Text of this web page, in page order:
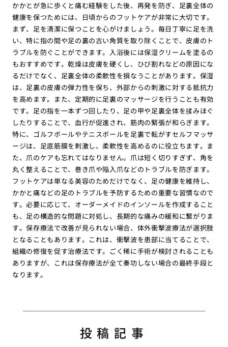
かかとが急に歩くと痛む経験をした後、再発を防ぎ、足裏全体の
健康を保つためには、日頃からのフットケアが非常に大切です。
まず、足を清潔に保つことを心がけましょう。毎日丁寧に足を洗
い、特に指の間や足の裏の古い角質を取り除くことで、皮膚のト
ラブルを防ぐことができます。入浴後には保湿クリームを塗るの
もおすすめです。乾燥は皮膚を硬くし、ひび割れなどの原因にな
るだけでなく、足裏全体の柔軟性を損なうことがあります。保湿
は、足裏の皮膚の弾力性を保ち、外部からの刺激に対する抵抗力
を高めます。また、定期的に足裏のマッサージを行うことも有効
です。足の指を一本ずつ回したり、足の甲や足裏全体を揉みほぐ
したりすることで、血行が促進され、筋肉の緊張が和らぎます。
特に、ゴルフボールやテニスボールを足裏で転がすセルフマッサ
ージは、足底筋膜を刺激し、柔軟性を高めるのに役立ちます。ま
た、爪のケアも忘れてはなりません。爪は短く切りすぎず、角を
丸く整えることで、巻き爪や陥入爪などのトラブルを防ぎます。
フットケアは単なる美容のためだけでなく、足の健康を維持し、
かかと痛などの足のトラブルを予防するための重要な習慣なので
す。必要に応じて、オーダーメイドのインソールを作成すること
も、足の構造的な問題に対処し、長期的な痛みの緩和に繋がりま
す。保存療法で改善が見られない場合、体外衝撃波療法が選択肢
となることもあります。これは、衝撃波を患部に当てることで、
組織の修復を促す治療法です。ごく稀に手術が検討されることも
ありますが、これは保存療法が全て奏功しない場合の最終手段と
なります。
投稿記事